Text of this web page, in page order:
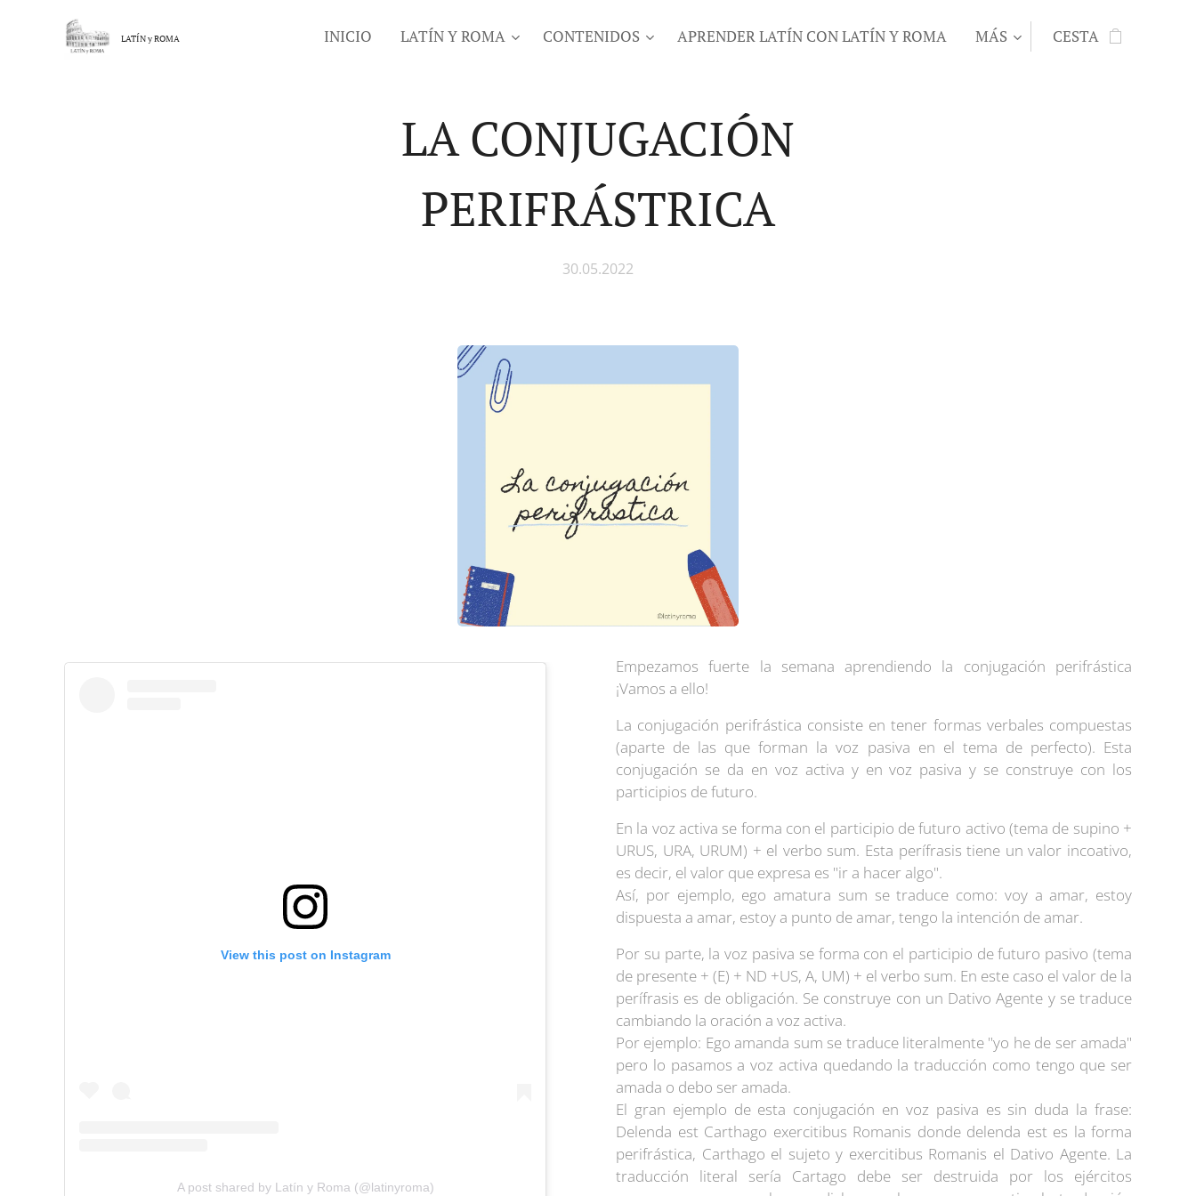
LATÍN yROMA INICIO LATÍN Y ROMA CONTENIDOS APRENDER LATÍN CON LATÍN Y ROMA MÁS CESTA
LA CONJUGACIÓN
PERIFRÁSTRICA
30.05.2022
View this post on Instagram
A post shared by Latín y Roma (@latinyroma)
Empezamos fuerte la semana aprendiendo la conjugación perifrástica
¡Vamos a ello!
La conjugación perifrástica consiste en tener formas verbales compuestas
(aparte de las que forman la voz pasiva en el tema de perfecto). Esta
conjugación se da en voz activa y en voz pasiva y se construye con los
participios de futuro.
En la voz activa se forma con el participio de futuro activo (tema de supino +
URUS, URA, URUM) + el verbo sum. Esta perífrasis tiene un valor incoativo,
es decir, el valor que expresa es "ir a hacer algo".
Así, por ejemplo, ego amatura sum se traduce como: voy a amar, estoy
dispuesta a amar, estoy a punto de amar, tengo la intención de amar.
Por su parte, la voz pasiva se forma con el participio de futuro pasivo (tema
de presente + (E) + ND +US, A, UM) + el verbo sum. En este caso el valor de la
perífrasis es de obligación. Se construye con un Dativo Agente y se traduce
cambiando la oración a voz activa.
Por ejemplo: Ego amanda sum se traduce literalmente "yo he de ser amada"
pero lo pasamos a voz activa quedando la traducción como tengo que ser
amada o debo ser amada.
El gran ejemplo de esta conjugación en voz pasiva es sin duda la frase:
Delenda est Carthago exercitibus Romanis donde delenda est es la forma
perifrástica, Carthago el sujeto y exercitibus Romanis el Dativo Agente. La
traducción literal sería Cartago debe ser destruida por los ejércitos